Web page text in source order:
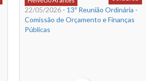
22/05/2026- 13ª Reunião Ordinária -
Comissão de Orçamento e Finanças
Públicas